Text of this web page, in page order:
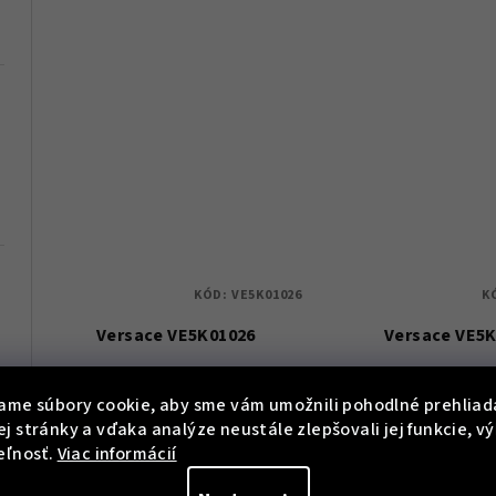
súbory cookie, aby sme vám umožnili pohodlné
stránky a vďaka analýze neustále zlepšovali jej funkcie,
Viac informácií
55
Versace VE5K01026
€669
€949
29 %)
Skladem
KÓD: VE5K01026
Versace
€439
€889
50